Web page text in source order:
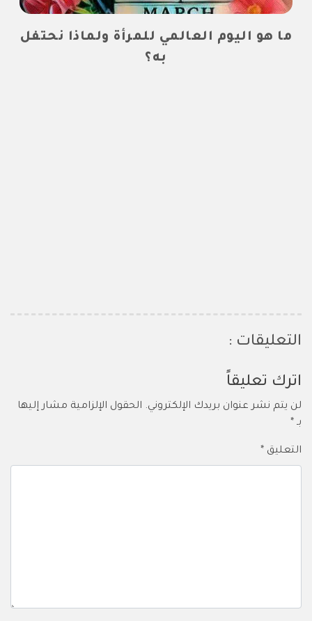
ما هو اليوم العالمي للمرأة ولماذا نحتفل
به؟
التعليقات :
اترك تعليقاً
لن يتم نشر عنوان بريدك الإلكتروني. الحقول الإلزامية مشار إليها
بـ *
التعليق *